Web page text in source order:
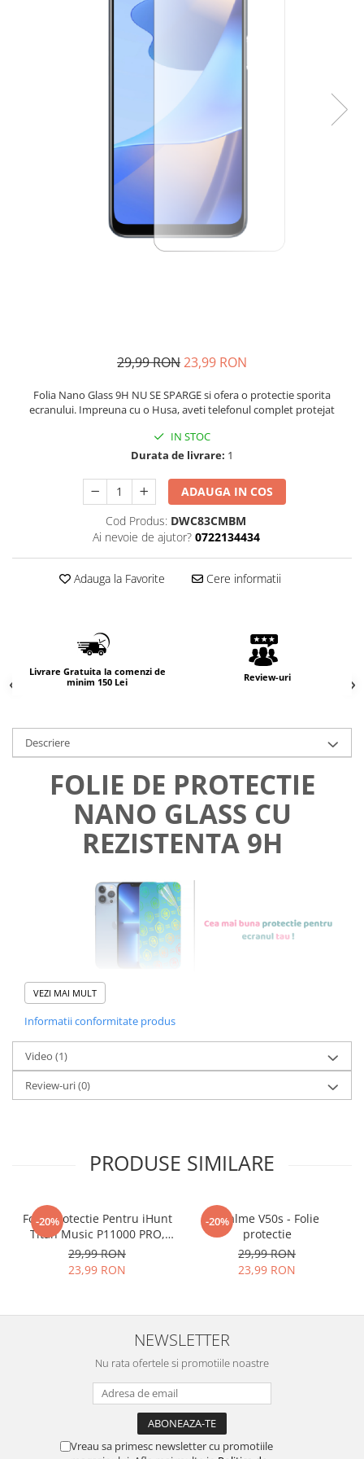
29,99 RON23,99 RON
Folia Nano Glass 9H NU SE SPARGE si ofera o protectie sporita
ecranului. Impreuna cu o Husa, aveti telefonul complet protejat
IN STOC
Durata de livrare: 1
ADAUGA IN COS
Cod Produs: DWC83CMBM
Ai nevoie de ajutor? 0722134434
Adauga la Favorite Cere informatii
Livrare Gratuita la comenzi de
minim 150 Lei
Review-uri
Descriere
FOLIE DE PROTECTIE
NANO GLASS CU
REZISTENTA 9H
Foliile noastre sunt
aplicat chiar
tu.
producerea foliilor NUeste
sticla pe care o stim cu totii, ci
este Nano Glass
AcestagaranteazacaNU SE
SPARGEin mii de cioburi
ascutite si periculoase.
Nu numai ca este rezistenta la
zgarieturi si spargere, ci si
INTARESTEecranul!
Folia avand rezistenta 9H la
zgarieturi, asigura si un aspect
VEZI MAI MULT
Informatii conformitate produs
Video (1)
Review-uri(0)
PRODUSE SIMILARE
-20%
Folie Protectie Pentru iHunt
Titan Music P11000 PRO,
VDOO
29,99 RON
23,99 RON
-20%
Realme V50s - Folie
protectie
29,99 RON
23,99 RON
NEWSLETTER
Nu rata ofertele si promotiile noastre
Vreau sa primesc newsletter cu promotiile